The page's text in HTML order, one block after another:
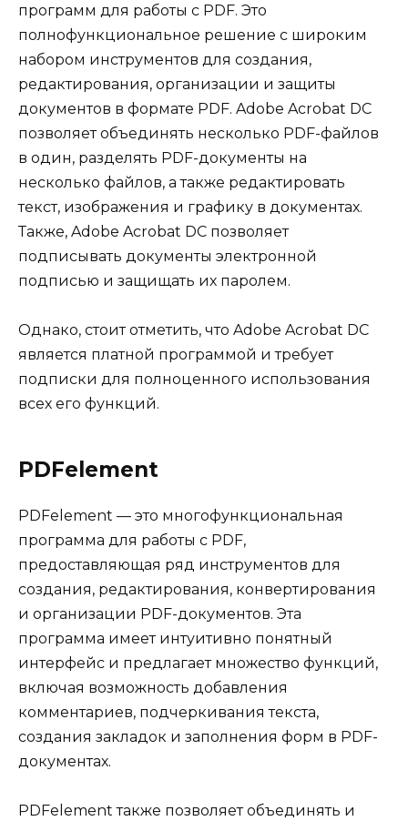
программ для работы с PDF. Это
полнофункциональное решение с широким
набором инструментов для создания,
редактирования, организации и защиты
документов в формате PDF. Adobe Acrobat DC
позволяет объединять несколько PDF-файлов
в один, разделять PDF-документы на
несколько файлов, а также редактировать
текст, изображения и графику в документах.
Также, Adobe Acrobat DC позволяет
подписывать документы электронной
подписью и защищать их паролем.
Однако, стоит отметить, что Adobe Acrobat DC
является платной программой и требует
подписки для полноценного использования
всех его функций.
PDFelement
PDFelement — это многофункциональная
программа для работы с PDF,
предоставляющая ряд инструментов для
создания, редактирования, конвертирования
и организации PDF-документов. Эта
программа имеет интуитивно понятный
интерфейс и предлагает множество функций,
включая возможность добавления
комментариев, подчеркивания текста,
создания закладок и заполнения форм в PDF-
документах.
PDFelement также позволяет объединять и